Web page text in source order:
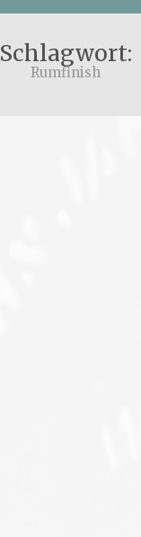
Schlagwort:
Rumfinish